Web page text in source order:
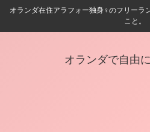
オランダ在住アラフォー独身♀️のフリーラ
こと。
オランダで自由